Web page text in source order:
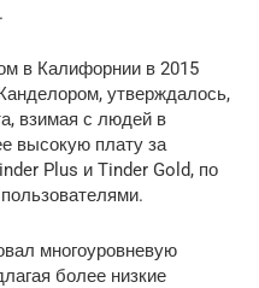
в Калифорнии в 2015
утверждалось,
взимая с людей в
высокую плату за
Plus и Tinder Gold, по
многоуровневую
более низкие